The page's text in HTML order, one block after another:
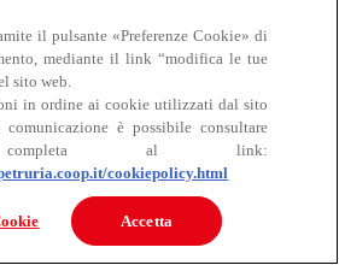
il pulsante «Preferenze Cookie» di
mediante il link “modifica le tue
sito web.
in ordine ai cookie utilizzati dal sito
è possibile consultare
completa al link:
cookiepolicy.html
Accetta